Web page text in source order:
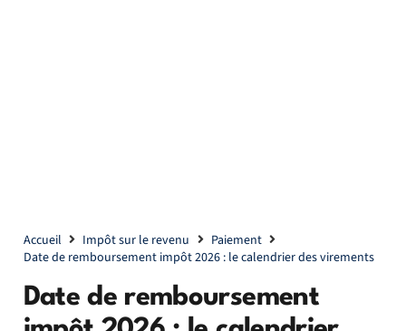
Accueil Impôt sur le revenu
Paiement
Date de remboursement impôt 2026 : le calendrier des virements
Date de remboursement